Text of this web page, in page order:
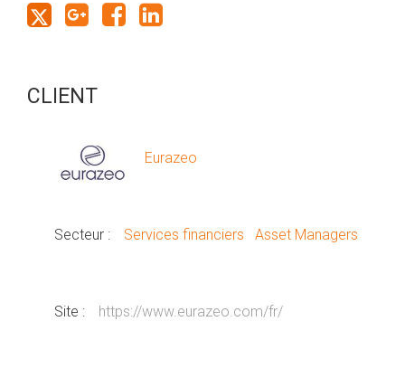
CLIENT
Eurazeo
Secteur : Services financiers Asset Managers
Site : https://www.eurazeo.com/fr/